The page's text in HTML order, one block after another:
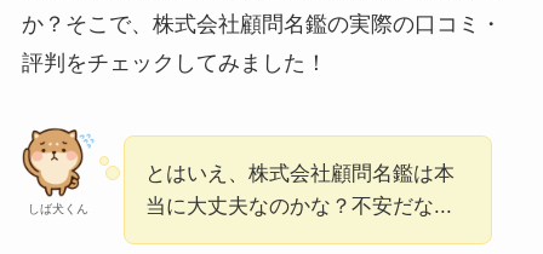
ユリカコーポレーシ
【怪しい？】株式会
社TAPPの口コミ・評
か？そこで、株式会社顧問名鑑の実際の口コミ・
評判をチェックしてみました！
しば犬くん
とはいえ、株式会社顧問名鑑は本
当に大丈夫なのかな？不安だな...